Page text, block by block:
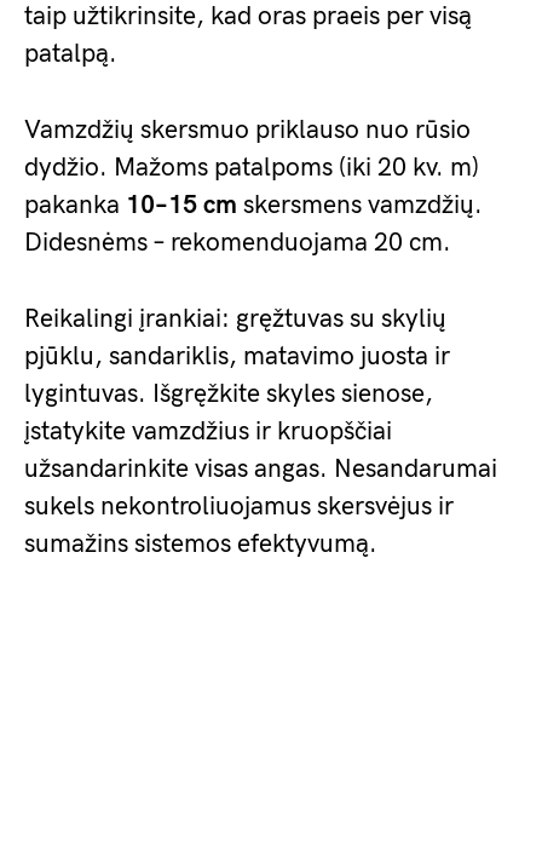
taip užtikrinsite, kad oras praeis per visą
patalpą.
Vamzdžių skersmuo priklauso nuo rūsio
dydžio. Mažoms patalpoms (iki 20 kv. m)
pakanka 10–15 cm skersmens vamzdžių.
Didesnėms – rekomenduojama 20 cm.
Reikalingi įrankiai: gręžtuvas su skylių
pjūklu, sandariklis, matavimo juosta ir
lygintuvas. Išgręžkite skyles sienose,
įstatykite vamzdžius ir kruopščiai
užsandarinkite visas angas. Nesandarumai
sukels nekontroliuojamus skersvėjus ir
sumažins sistemos efektyvumą.